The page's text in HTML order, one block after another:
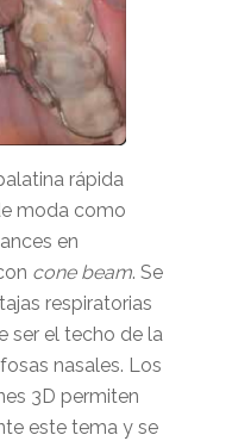
rápida
moda como
en
cone beam. Se
respiratorias
ser el techo de la
nasales. Los
3D permiten
este tema y se